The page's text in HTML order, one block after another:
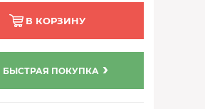
В КОРЗИНУ
БЫСТРАЯ ПОКУПКА